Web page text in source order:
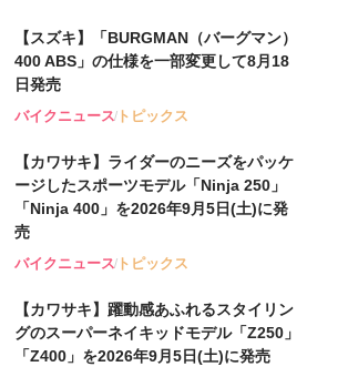
【スズキ】「BURGMAN（バーグマン）
400 ABS」の仕様を一部変更して8月18
日発売
バイクニューストピックス
【カワサキ】ライダーのニーズをパッケ
ージしたスポーツモデル「Ninja 250」
「Ninja 400」を2026年9月5日(土)に発
売
バイクニューストピックス
【カワサキ】躍動感あふれるスタイリン
グのスーパーネイキッドモデル「Z250」
「Z400」を2026年9月5日(土)に発売